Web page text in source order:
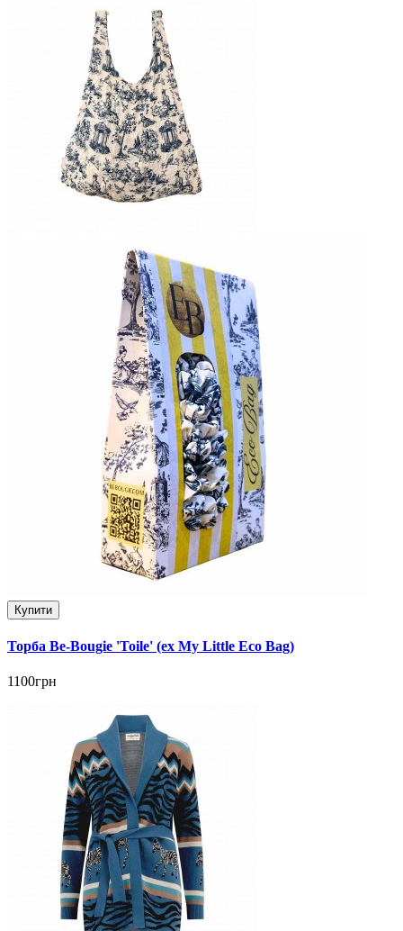
Купити
Торба Be-Bougie 'Toile' (ex My Little Eco Bag)
1100грн